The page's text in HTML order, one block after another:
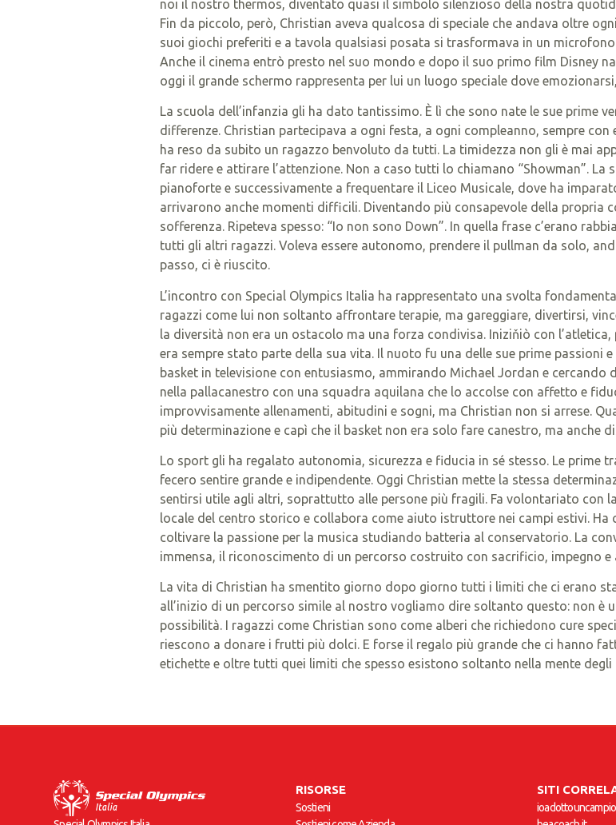
noi il nostro thermos, diventato quasi il simbolo silenzioso della nostra
Fin da piccolo, però, Christian aveva qualcosa di speciale che andava oltre
suoi giochi preferiti e a tavola qualsiasi posata si trasformava in un
Anche il cinema entrò presto nel suo mondo e dopo il suo primo film Disney
oggi il grande schermo rappresenta per lui un luogo speciale dove
La scuola dell’infanzia gli ha dato tantissimo. È lì che sono nate le sue prime
differenze. Christian partecipava a ogni festa, a ogni compleanno, sempre
ha reso da subito un ragazzo benvoluto da tutti. La timidezza non gli è mai
far ridere e attirare l’attenzione. Non a caso tutti lo chiamano “Showman”.
pianoforte e successivamente a frequentare il Liceo Musicale, dove ha
arrivarono anche momenti difficili. Diventando più consapevole della propria
sofferenza. Ripeteva spesso: “Io non sono Down”. In quella frase c’erano
tutti gli altri ragazzi. Voleva essere autonomo, prendere il pullman da solo,
passo, ci è riuscito.
L’incontro con Special Olympics Italia ha rappresentato una svolta
ragazzi come lui non soltanto affrontare terapie, ma gareggiare, divertirsi,
la diversità non era un ostacolo ma una forza condivisa. Iniziňiò con
era sempre stato parte della sua vita. Il nuoto fu una delle sue prime passioni
basket in televisione con entusiasmo, ammirando Michael Jordan e
nella pallacanestro con una squadra aquilana che lo accolse con affetto e
improvvisamente allenamenti, abitudini e sogni, ma Christian non si arrese.
più determinazione e capì che il basket non era solo fare canestro, ma anche
Lo sport gli ha regalato autonomia, sicurezza e fiducia in sé stesso. Le prime
fecero sentire grande e indipendente. Oggi Christian mette la stessa
sentirsi utile agli altri, soprattutto alle persone più fragili. Fa volontariato con
locale del centro storico e collabora come aiuto istruttore nei campi estivi.
coltivare la passione per la musica studiando batteria al conservatorio. La
immensa, il riconoscimento di un percorso costruito con sacrificio, impegno e
La vita di Christian ha smentito giorno dopo giorno tutti i limiti che ci erano
all’inizio di un percorso simile al nostro vogliamo dire soltanto questo: non è
possibilità. I ragazzi come Christian sono come alberi che richiedono cure
riescono a donare i frutti più dolci. E forse il regalo più grande che ci hanno
etichette e oltre tutti quei limiti che spesso esistono soltanto nella mente degli
RISORSE
Sostieni
SITI